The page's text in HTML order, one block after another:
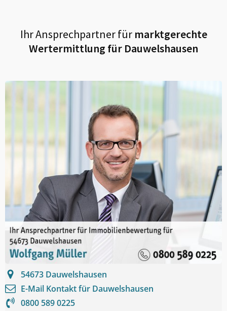
Ihr Ansprechpartner fürmarktgerechte
Wertermittlung für Dauwelshausen
54673 Dauwelshausen
E-Mail Kontakt für Dauwelshausen
0800 589 0225